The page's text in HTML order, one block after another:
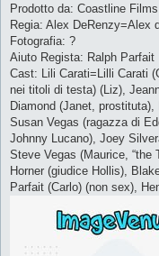
Prodotto da: Coastline
Regia: Alex DeRenzy=Alex
Fotografia: ?
Aiuto Regista: Ralph Parfait
Cast: Lili Carati=Lilli Carati
nei titoli di testa) (Liz),
Diamond (Janet, prostituta),
Susan Vegas (ragazza di
Johnny Lucano), Joey
Steve Vegas (Maurice, “the
Horner (giudice Hollis),
Parfait (Carlo) (non sex),